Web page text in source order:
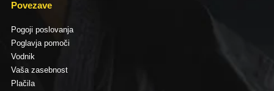
Povezave
Pogoji poslovanja
Poglavja pomoči
Vodnik
Vaša zasebnost
Plačila